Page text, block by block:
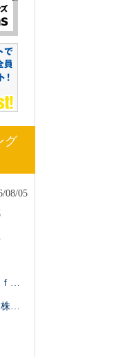
グ
08/05
Ｄａｉｉｃｈｉ Ｌｉｆｅグループ（第一ライフグループ／第一生命保険）
日揮ホールディングス株式会社